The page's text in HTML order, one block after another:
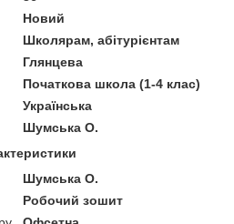
Новий
Школярам, абітурієнтам
Глянцева
Початкова школа (1-4 клас)
Українська
Шумська О.
Шумська О.
Робочий зошит